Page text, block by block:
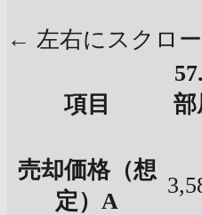
← 左右にスクロ
項目
部
売却価格（想
定）A